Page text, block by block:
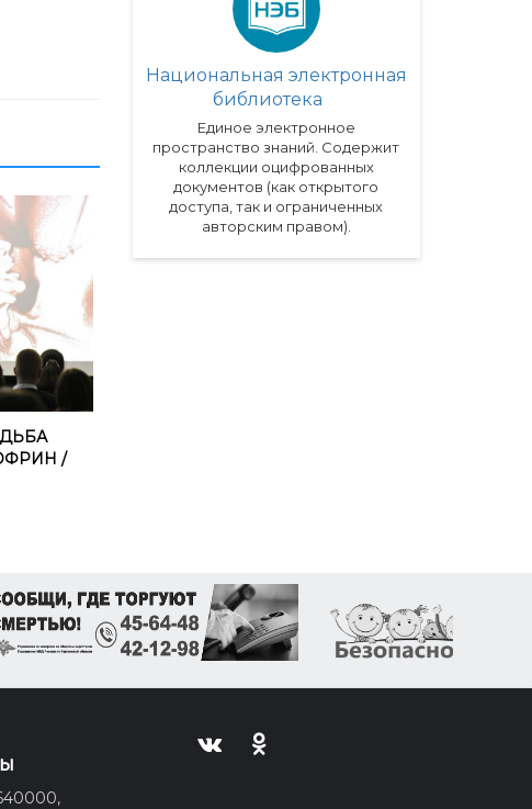
/
Национальная электронная
библиотека
Единое электронное
пространство знаний. Содержит
коллекции оцифрованных
документов (как открытого
доступа, так и ограниченных
авторским правом).